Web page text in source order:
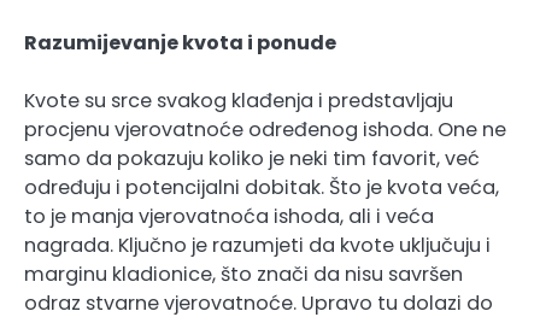
Razumijevanje kvota i ponude
Kvote su srce svakog klađenja i predstavljaju
procjenu vjerovatnoće određenog ishoda. One ne
samo da pokazuju koliko je neki tim favorit, već
određuju i potencijalni dobitak. Što je kvota veća,
to je manja vjerovatnoća ishoda, ali i veća
nagrada. Ključno je razumjeti da kvote uključuju i
marginu kladionice, što znači da nisu savršen
odraz stvarne vjerovatnoće. Upravo tu dolazi do